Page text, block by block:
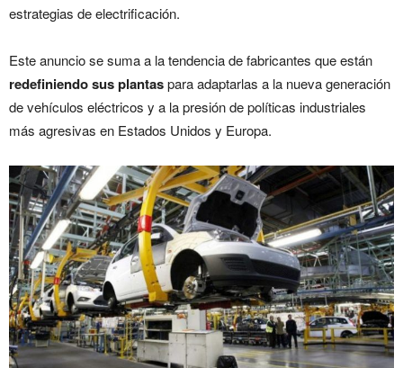
estrategias de electrificación.
Este anuncio se suma a la tendencia de fabricantes que están
redefiniendo sus plantaspara adaptarlas a la nueva generación
de vehículos eléctricos y a la presión de políticas industriales
más agresivas en Estados Unidos y Europa.